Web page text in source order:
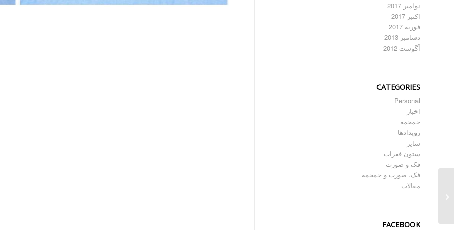
نوامبر 2017
اکتبر 2017
فوریه 2017
دسامبر 2013
آگوست 2012
CATEGORIES
Personal
اخبار
جمجمه
رویدادها
سایر
ستون فقرات
فک و صورت
فک، صورت و جمجمه
مقالات
FACEBOOK
پروتز‌های سفارشی پرینت